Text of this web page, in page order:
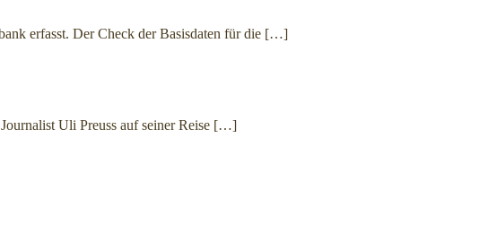
erfasst. Der Check der Basisdaten für die […]
Uli Preuss auf seiner Reise […]